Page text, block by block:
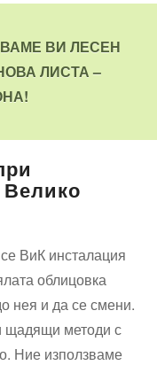
ВИ ЛЕСЕН
ЛИСТА –
ВиК инсталация
облицовка
нея и да се смени.
щадящи методи с
Ние използваме